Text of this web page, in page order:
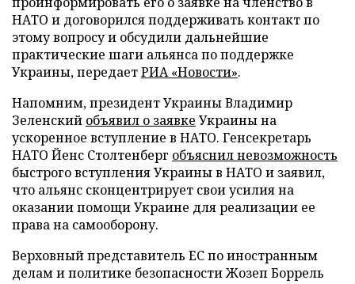
НАТО и договорился поддерживать контакт по
этому вопросу и обсудили дальнейшие
практические шаги альянса по поддержке
Украины, передаетРИА «Новости».
Напомним, президент Украины Владимир
Зеленский объявил о заявке Украины на
ускоренное вступление в НАТО. Генсекретарь
НАТО Йенс Столтенберг объяснил невозможность
быстрого вступления Украины в НАТО и заявил,
что альянс сконцентрирует свои усилия на
оказании помощи Украине для реализации ее
права на самооборону.
Верховный представитель ЕС по иностранным
делам и политике безопасности Жозеп Боррель